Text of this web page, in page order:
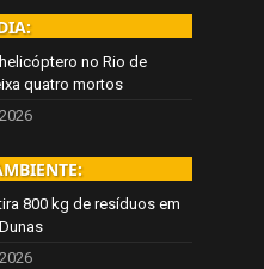
no Rio de
quatro mortos
800 kg de resíduos em